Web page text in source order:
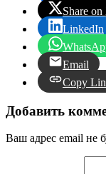
Share on
LinkedIn
Email
Copy
Добавить
Ваш адрес email не